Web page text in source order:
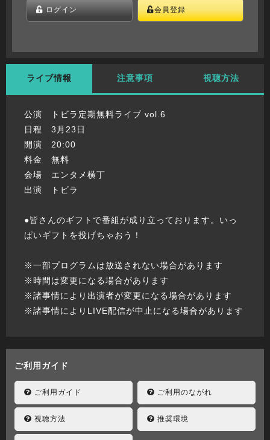
ログイン 会員登録
ライブ情報 注意事項 視聴方法
公演 トビラ定期無料ライブ vol.6
日程 3月23日
開演 20:00
料金 無料
会場 エンタメ横丁
出演 トビラ
●皆さんのギフトで番組が成り立っております。いっ
ぱいギフトを投げちゃおう！
※一部プログラムは放送されない場合があります
※時間は変更になる場合があります
※諸事情により出演者が変更になる場合があります
※諸事情によりLIVE配信が中止になる場合があります
ご利用ガイド
ご利用ガイド ご利用のながれ
視聴方法 推奨環境